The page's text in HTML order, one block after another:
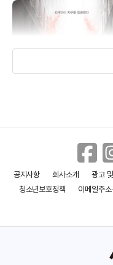
캡티브 스테이트
공지사항 회사소개 광고
청소년보호정책
이메일주